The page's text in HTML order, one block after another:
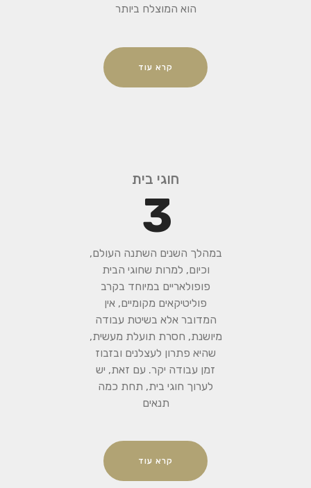
הוא המוצלח ביותר
קרא עוד
חוגי בית
3
במהלך השנים השתנה העולם,
וכיום, למרות שחוגי הבית
פופולאריים במיוחד בקרב
פוליטיקאים מקומיים, אין
המדובר אלא בשיטת עבודה
מיושנת, חסרת תועלת מעשית,
שהיא פתרון לעצלנים ובזבוז
זמן עבודה יקר. עם זאת, יש
לערוך חוגי בית, תחת כמה
תנאים
קרא עוד